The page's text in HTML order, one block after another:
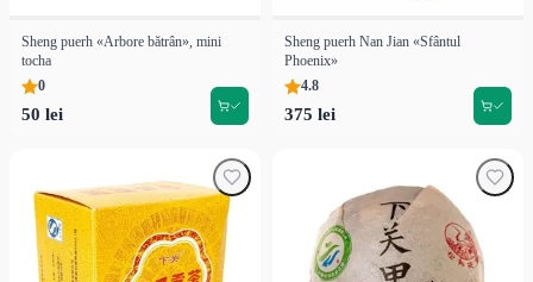
Sheng puerh «Arbore bătrân», mini
tocha
0
50 lei
Sheng puerh Nan Jian «Sfântul
Phoenix»
4.8
375 lei